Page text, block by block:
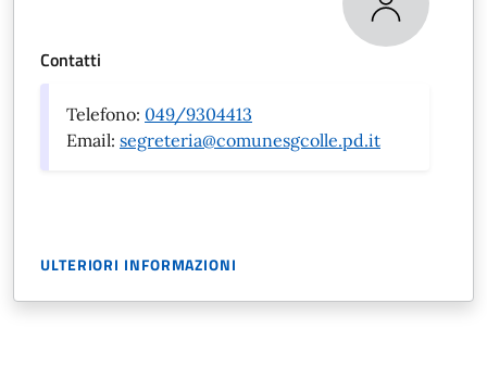
Contatti
Telefono: 049/9304413
Email: segreteria@comunesgcolle.pd.it
ULTERIORI INFORMAZIONI